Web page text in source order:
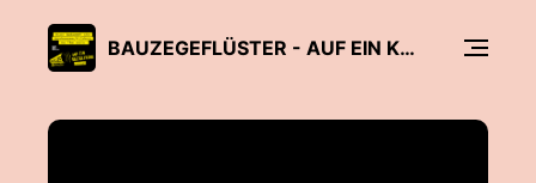
BAUZEGEFLÜSTER - AUF EIN KALTGETRÄNK